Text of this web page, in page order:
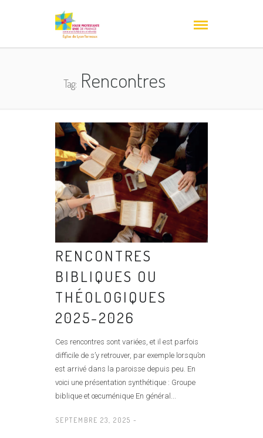
Tag:Rencontres
RENCONTRES
BIBLIQUES OU
THÉOLOGIQUES
2025-2026
Ces rencontres sont variées, et il est parfois
difficile de s’y retrouver, par exemple lorsqu’on
est arrivé dans la paroisse depuis peu. En
voici une présentation synthétique : Groupe
biblique et œcuménique En général...
SEPTEMBRE 23, 2025 -